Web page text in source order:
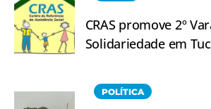
CRAS promove 2º
Solidariedade em
POLÍTICA